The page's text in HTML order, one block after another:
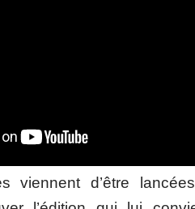
viennent d’être